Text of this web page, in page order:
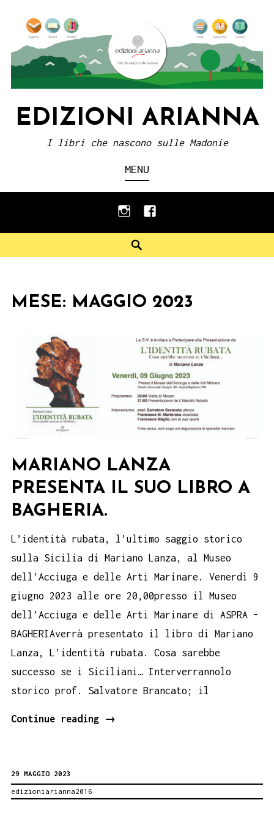
content
EDIZIONI ARIANNA
I libri che nascono sulle Madonie
MENU
instagramfacebook
MESE: MAGGIO 2023
MARIANO LANZA
PRESENTA IL SUO LIBRO A
BAGHERIA.
L’identità rubata, l’ultimo saggio storico
sulla Sicilia di Mariano Lanza, al Museo
dell’Acciuga e delle Arti Marinare. Venerdì 9
giugno 2023 alle ore 20,00presso il Museo
dell’Acciuga e delle Arti Marinare di ASPRA –
BAGHERIAverrà presentato il libro di Mariano
Lanza, L’identità rubata. Cosa sarebbe
successo se i Siciliani… Interverrannolo
storico prof. Salvatore Brancato; il
Continue reading
Mariano
→
29 MAGGIO 2023
edizioniarianna2016